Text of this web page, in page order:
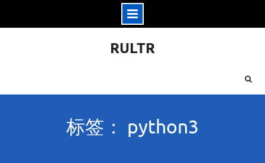
RULTR
标签： python3